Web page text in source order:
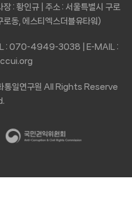
: 황인규 | 주소 : 서울특별시 구로
동, 에스티엑스더블유타워)
: 070-4949-3038 | E-MAIL :
통일연구원 All Rights Reserve